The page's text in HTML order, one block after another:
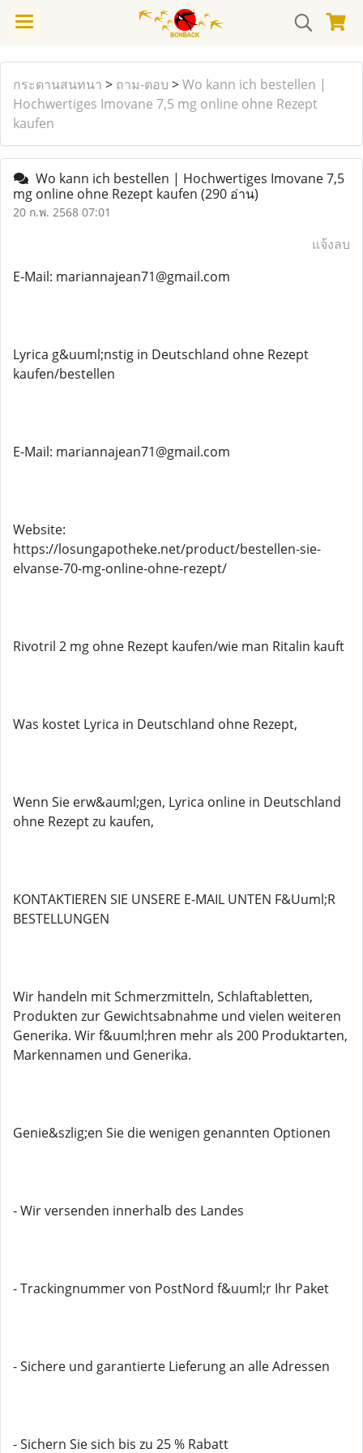
กระดานสนทนา > ถาม-ตอบ >Wo kann ich bestellen |
Hochwertiges Imovane 7,5 mg online ohne Rezept
kaufen
Wo kann ich bestellen | Hochwertiges Imovane 7,5
mg online ohne Rezept kaufen (290 อ่าน)
20 ก.พ. 2568 07:01
แจ้งลบ
E-Mail: mariannajean71@gmail.com
Lyrica g&uuml;nstig in Deutschland ohne Rezept
kaufen/bestellen
E-Mail: mariannajean71@gmail.com
Website:
https://losungapotheke.net/product/bestellen-sie-
elvanse-70-mg-online-ohne-rezept/
Rivotril 2 mg ohne Rezept kaufen/wie man Ritalin kauft
Was kostet Lyrica in Deutschland ohne Rezept,
Wenn Sie erw&auml;gen, Lyrica online in Deutschland
ohne Rezept zu kaufen,
KONTAKTIEREN SIE UNSERE E-MAIL UNTEN F&Uuml;R
BESTELLUNGEN
Wir handeln mit Schmerzmitteln, Schlaftabletten,
Produkten zur Gewichtsabnahme und vielen weiteren
Generika. Wir f&uuml;hren mehr als 200 Produktarten,
Markennamen und Generika.
Genie&szlig;en Sie die wenigen genannten Optionen
- Wir versenden innerhalb des Landes
- Trackingnummer von PostNord f&uuml;r Ihr Paket
- Sichere und garantierte Lieferung an alle Adressen
- Sichern Sie sich bis zu 25 % Rabatt